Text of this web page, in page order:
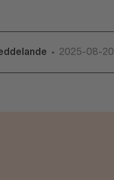
• 2025-08-20